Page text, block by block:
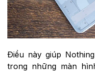
Điều này giúp
trong những màn